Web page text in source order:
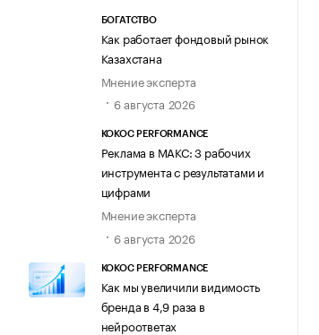
БОГАТСТВО
Как работает фондовый рынок
Казахстана
Мнение эксперта
6 августа 2026
KOKOC PERFORMANCE
Реклама в МАКС: 3 рабочих
инструмента с результатами и
цифрами
Мнение эксперта
6 августа 2026
KOKOC PERFORMANCE
Как мы увеличили видимость
бренда в 4,9 раза в
нейроответах